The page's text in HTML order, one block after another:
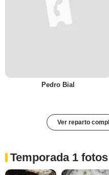
Pedro Bial
Ver reparto
Temporada 1 fotos